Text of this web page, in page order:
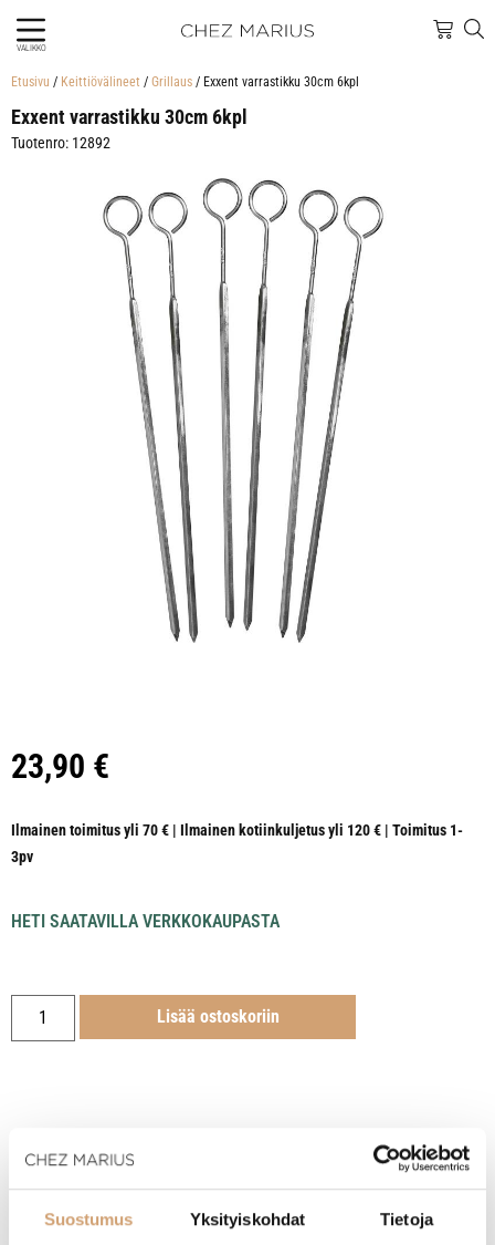
Suostumus Yksityiskohdat Tietoja
VALIKKO
Etusivu / Keittiövälineet / Grillaus / Exxent varrastikku 30cm 6kpl
Exxent varrastikku 30cm 6kpl
Tuotenro: 12892
23,90 €
Ilmainen toimitus yli 70 € | Ilmainen kotiinkuljetus yli 120 € | Toimitus 1-
3pv
HETI SAATAVILLA VERKKOKAUPASTA
Lisää ostoskoriin
Tuotekuvaus
Hoito-ohjeet